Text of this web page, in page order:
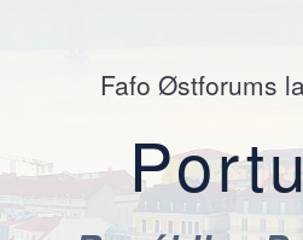
Fafo Østforums